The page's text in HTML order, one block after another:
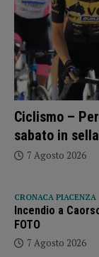
Ciclismo –
sabato in
7 Agosto 2026
CRONACA PIACENZA
Incendio a
FOTO
7 Agosto 2026